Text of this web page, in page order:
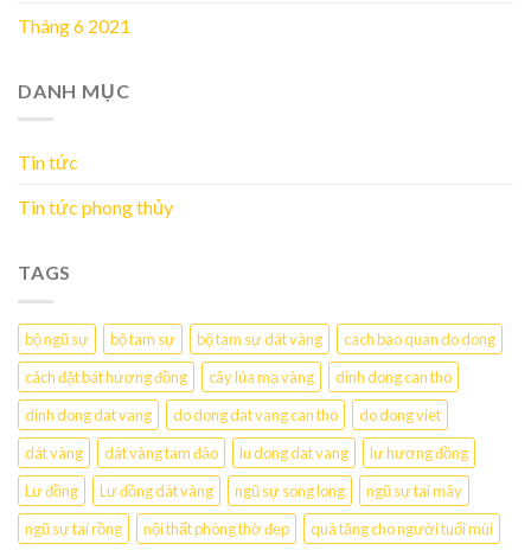
Tháng 6 2021
DANH MỤC
Tin tức
Tin tức phong thủy
TAGS
bộ ngũ sự bộ tam sự bộ tam sự dát vàng
cach bao quan do dong
cách đặt bát hương đồng
cây lúa mạ vàng
dinh dong can tho
dinh dong dat vang
do dong dat vang can tho
do dong viet
dát vàng
dát vàng tam đảo lu dong dat vang
lư hương đồng
Lư đồng
Lư đồng dát vàng ngũ sự song long
ngũ sự tai mây
ngũ sự tai rồng
nội thất phòng thờ đẹp quà tặng cho người tuổi mùi